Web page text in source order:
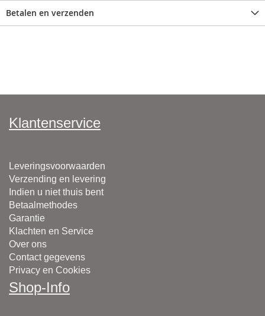
Betalen en verzenden
Klantenservice
Leveringsvoorwaarden
Verzending en levering
Indien u niet thuis bent
Betaalmethodes
Garantie
Klachten en Service
Over ons
Contact gegevens
Privacy en Cookies
Shop-Info